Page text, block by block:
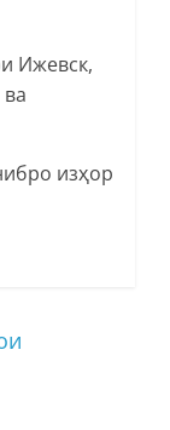
Ижевск,
изҳор